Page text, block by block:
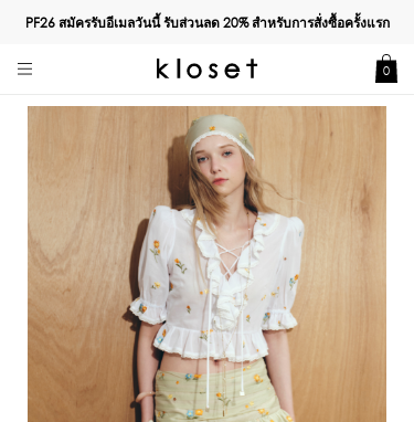
PF26 สมัครรับอีเมลวันนี้ รับส่วนลด20%สำหรับการสั่งซื้อครั้งแรก
0